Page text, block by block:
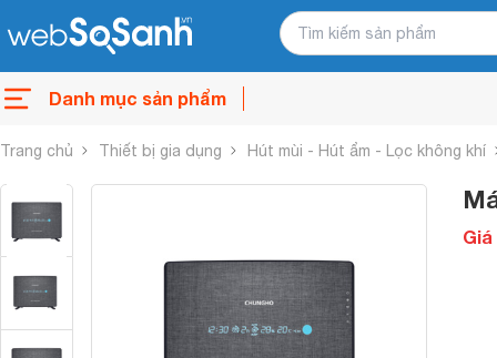
Danh mục sản phẩm
Trang chủ Thiết bị gia dụng Hút mùi - Hút ẩm - Lọc không khí
Giá